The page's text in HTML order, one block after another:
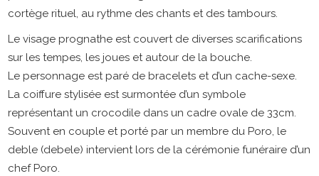
cortège rituel, au rythme des chants et des tambours.
Le visage prognathe est couvert de diverses scarifications
sur les tempes, les joues et autour de la bouche.
Le personnage est paré de bracelets et d’un cache-sexe.
La coiffure stylisée est surmontée d’un symbole
représentant un crocodile dans un cadre ovale de 33cm.
Souvent en couple et porté par un membre du Poro, le
deble (debele) intervient lors de la cérémonie funéraire d’un
chef Poro.